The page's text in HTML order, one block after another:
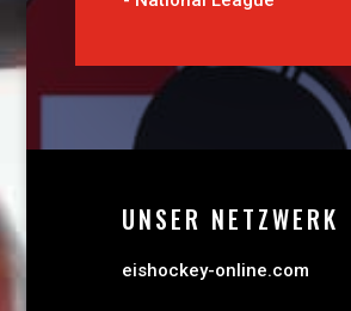
UNSER NETZWERK
eishockey-online.com